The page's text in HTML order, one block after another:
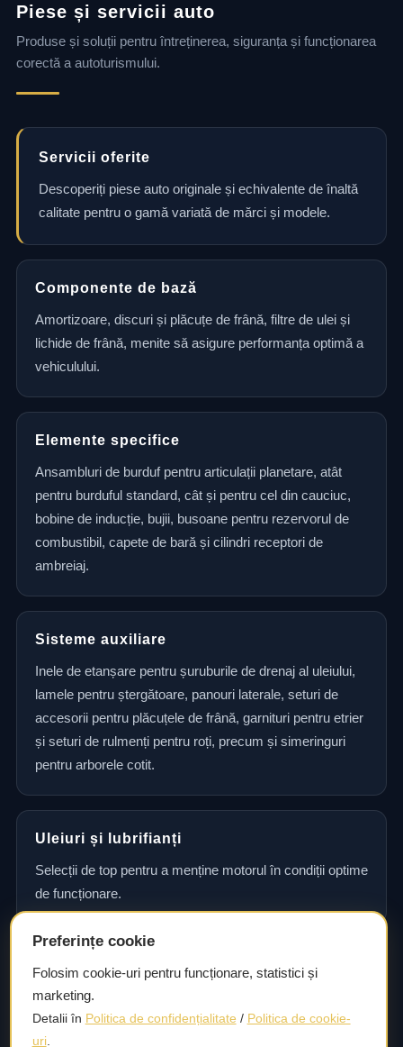
Piese și servicii auto
Produse și soluții pentru întreținerea, siguranța și funcționarea
corectă a autoturismului.
Servicii oferite
Descoperiți piese auto originale și echivalente de înaltă
calitate pentru o gamă variată de mărci și modele.
Componente de bază
Amortizoare, discuri și plăcuțe de frână, filtre de ulei și
lichide de frână, menite să asigure performanța optimă a
vehiculului.
Elemente specifice
Ansambluri de burduf pentru articulații planetare, atât
pentru burduful standard, cât și pentru cel din cauciuc,
bobine de inducție, bujii, busoane pentru rezervorul de
combustibil, capete de bară și cilindri receptori de
ambreiaj.
Sisteme auxiliare
Inele de etanșare pentru șuruburile de drenaj al uleiului,
lamele pentru ștergătoare, panouri laterale, seturi de
accesorii pentru plăcuțele de frână, garnituri pentru etrier
și seturi de rulmenți pentru roți, precum și simeringuri
pentru arborele cotit.
Uleiuri și lubrifianți
Selecții de top pentru a menține motorul în condiții optime
de funcționare.
Consultanță și asistență tehnică
Consultanță și asistență tehnică pentru alegerea pieselor
potrivite și efectuarea reparațiilor sau întreținerii corecte.
Preferințe cookie
Folosim cookie-uri pentru funcționare, statistici și
marketing.
Detalii în Politica de confidențialitate / Politica de cookie-
uri.